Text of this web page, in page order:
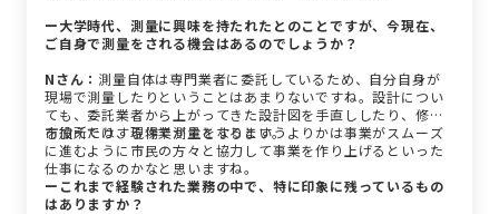
ー大学時代、測量に興味を持たれたとのことですが、今現在、
ご自身で測量をされる機会はあるのでしょうか？
Nさん： 測量自体は専門業者に委託しているため、自分自身が
現場で測量したりということはあまりないですね。設計につい
ても、委託業者から上がってきた設計図を手直ししたり、修正
を加えたりする作業が主となります。
市役所では、現場で測量をするというよりかは事業がスムーズ
に進むように市民の方々と協力して事業を作り上げるといった
仕事になるのかなと思いますね。
ーこれまで経験された業務の中で、特に印象に残っているもの
はありますか？